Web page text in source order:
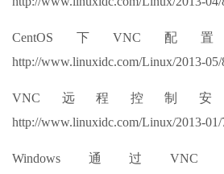
CentOS下VNC
http://www.linuxidc.com/Linux/2013-05/
VNC远程控制
http://www.linuxidc.com/Linux/2013-01/
Windows通过VNC